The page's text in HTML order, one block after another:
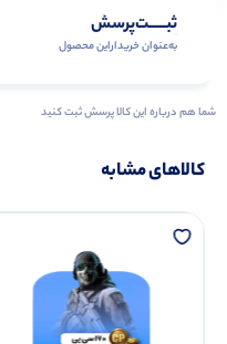
ثبـــــت‌پرسش
به‌عنوان ‌خریدار‌این‌ محصول
شما هم درباره این کالا پرسش ثبت کنید
کالاهای مشابه